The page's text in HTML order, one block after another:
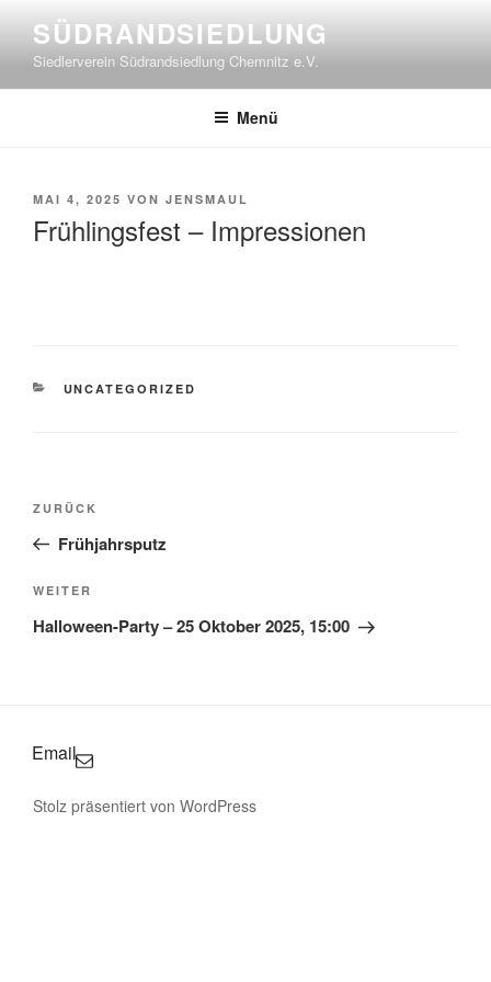
Inhalt
springen
SÜDRANDSIEDLUNG
Siedlerverein Südrandsiedlung Chemnitz e.V.
Menü
VERÖFFENTLICHT
MAI 4, 2025 VON JENSMAUL
Frühlingsfest – Impressionen
KATEGORIEN
UNCATEGORIZED
Beitragsnavigation
Vorheriger
Beitrag
ZURÜCK
Frühjahrsputz
Nächster
Beitrag
WEITER
Halloween-Party – 25 Oktober 2025, 15:00
Email
Stolz präsentiert von WordPress